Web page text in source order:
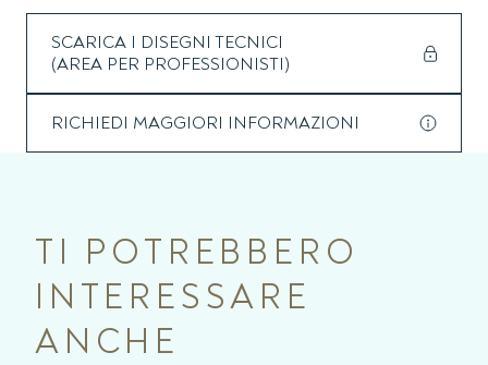
sistema SL16C veneziana non conosce tuttavia limitazioni
d’applicazione.
vetrata doppia o tripla, con protezione da sporco e agenti
atmosferici. Si posa nel serramento come una vetrocamera
SCARICA I DISEGNI TECNICI
(AREA PER PROFESSIONISTI)
RICHIEDI MAGGIORI INFORMAZIONI
TI POTREBBERO
INTERESSARE
ANCHE